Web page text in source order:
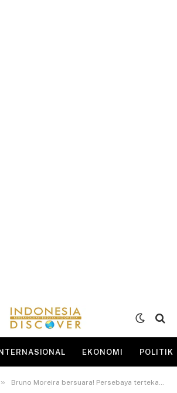
EKONOMI POLITIK
» Bruno Moreira bersuara! Persebaya tertekan, laga vs PSM jadi titik balik!